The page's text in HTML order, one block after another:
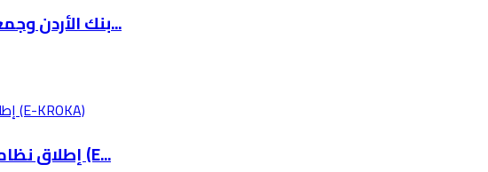
بنك الأردن وجمعية "فكّر فلسطين" يوقعان اتفاقي...
إطلاق نظام الرسم الكروكي الالكتروني الوطني (E...